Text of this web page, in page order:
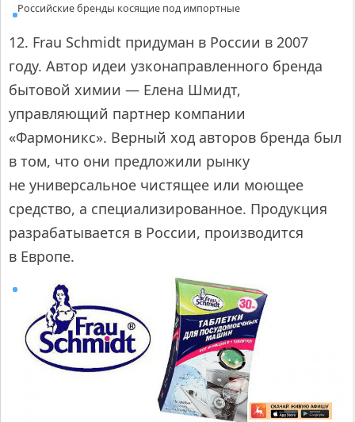
Российские бренды косящие под импортные
12. Frau Schmidt придуман в России в 2007
году. Автор идеи узконаправленного бренда
бытовой химии — Елена Шмидт,
управляющий партнер компании
«Фармоникс». Верный ход авторов бренда был
в том, что они предложили рынку
не универсальное чистящее или моющее
средство, а специализированное. Продукция
разрабатывается в России, производится
в Европе.